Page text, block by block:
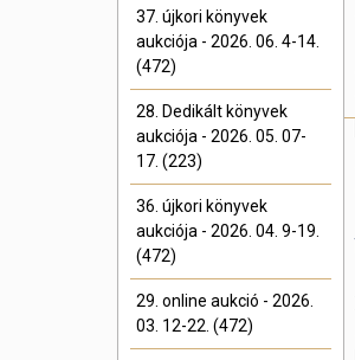
37. újkori könyvek
aukciója - 2026. 06. 4-14.
(472)
28. Dedikált könyvek
aukciója - 2026. 05. 07-
17. (223)
36. újkori könyvek
aukciója - 2026. 04. 9-19.
(472)
29. online aukció - 2026.
03. 12-22. (472)